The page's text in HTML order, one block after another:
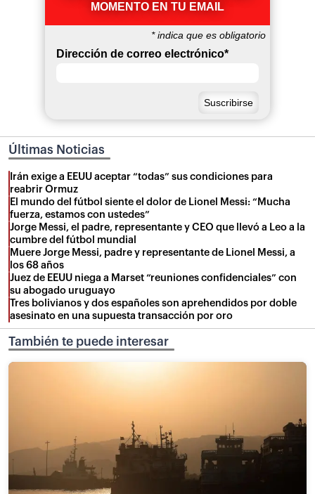
MOMENTO EN TU EMAIL
*indica que es obligatorio
Dirección de correo electrónico*
Últimas Noticias
Irán exige a EEUU aceptar “todas” sus condiciones para
reabrir Ormuz
El mundo del fútbol siente el dolor de Lionel Messi: “Mucha
fuerza, estamos con ustedes”
Jorge Messi, el padre, representante y CEO que llevó a Leo a la
cumbre del fútbol mundial
Muere Jorge Messi, padre y representante de Lionel Messi, a
los 68 años
Juez de EEUU niega a Marset “reuniones confidenciales” con
su abogado uruguayo
Tres bolivianos y dos españoles son aprehendidos por doble
asesinato en una supuesta transacción por oro
También te puede interesar